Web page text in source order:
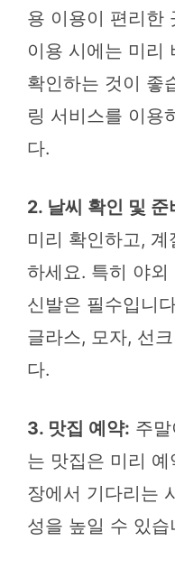
용 이용이 편리한
이용 시에는 미리
확인하는 것이 좋
링 서비스를 이용
다.
2. 날씨 확인 및 준
미리 확인하고,
하세요. 특히 야
신발은 필수입니
글라스, 모자, 선
다.
3. 맛집 예약: 주
는 맛집은 미리
장에서 기다리는
성을 높일 수 있습